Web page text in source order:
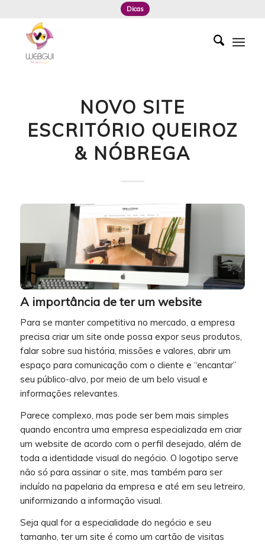
Dicas
NOVO SITE
ESCRITÓRIO QUEIROZ
& NÓBREGA
A importância de ter um website
Para se manter competitiva no mercado, a empresa
precisa criar um site onde possa expor seus produtos,
falar sobre sua história, missões e valores, abrir um
espaço para comunicação com o cliente e “encantar”
seu público-alvo, por meio de um belo visual e
informações relevantes.
Parece complexo, mas pode ser bem mais simples
quando encontra uma empresa especializada em criar
um website de acordo com o perfil desejado, além de
toda a identidade visual do negócio. O logotipo serve
não só para assinar o site, mas também para ser
incluído na papelaria da empresa e até em seu letreiro,
uniformizando a informação visual.
Seja qual for a especialidade do negócio e seu
tamanho, ter um site é como um cartão de visitas